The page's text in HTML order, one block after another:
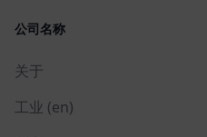
公司名称
关于
工业 (en)